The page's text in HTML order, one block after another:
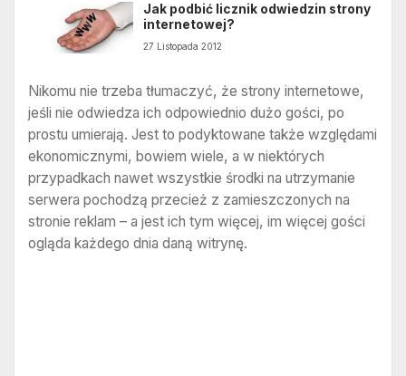
Jak podbić licznik odwiedzin strony
internetowej?
27 Listopada 2012
Nikomu nie trzeba tłumaczyć, że strony internetowe,
jeśli nie odwiedza ich odpowiednio dużo gości, po
prostu umierają. Jest to podyktowane także względami
ekonomicznymi, bowiem wiele, a w niektórych
przypadkach nawet wszystkie środki na utrzymanie
serwera pochodzą przecież z zamieszczonych na
stronie reklam – a jest ich tym więcej, im więcej gości
ogląda każdego dnia daną witrynę.